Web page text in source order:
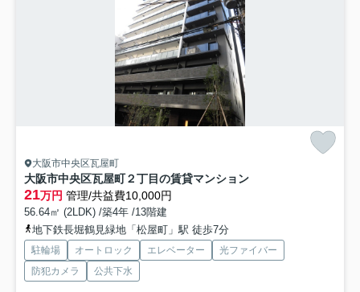
大阪市中央区瓦屋町
大阪市中央区瓦屋町２丁目の賃貸マンション
21万円 管理/共益費10,000円
56.64㎡ (2LDK) /築4年 /13階建
地下鉄長堀鶴見緑地「松屋町」駅 徒歩7分
駐輪場 オートロック エレベーター
光ファイバー
防犯カメラ
公共下水